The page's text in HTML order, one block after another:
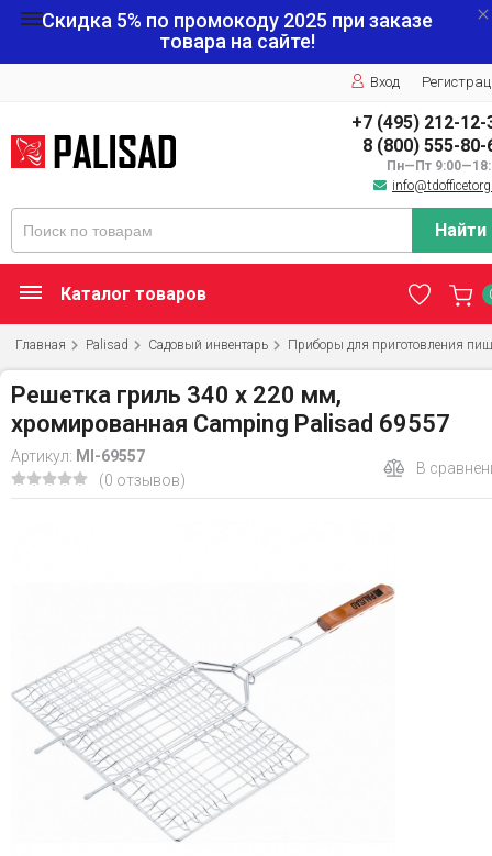
Скидка 5% по промокоду 2025 при заказе
товара на сайте!
Вход
+7 (495) 212-12-
8 (800) 555-80-
Пн—Пт
Найти
Каталог товаров
Главная Palisad Садовый инвентарь Приборы для приготовления
Решетка гриль 340 х 220 мм,
хромированная Camping Palisad 69557
Артикул: MI-69557
(0 отзывов)
В